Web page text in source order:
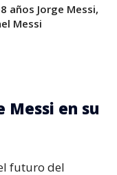
años Jorge Messi,
Messi
Messi en su
futuro del